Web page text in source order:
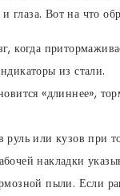
и глаза. Вот на что
когда
из стали.
«длиннее»,
руль или кузов при
накладки
пыли. Если